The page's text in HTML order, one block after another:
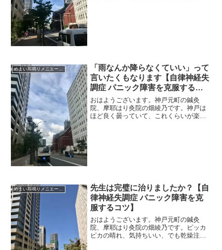
めまい耳鳴りメニエール突発性難聴
「雨なんか降らなくていい」って
言いたくもなります【自律神経失
調症 パニック障害を克服するコ
ツ】
おはようございます。神戸元町の鍼灸
院、摩耶はり灸院の畑綾乃です。神戸は
ほど良く曇っていて、これくらいが楽だ
めまい耳鳴りメニエール突発性難聴
先生は完璧に治りましたか？【自
律神経失調症 パニック障害を克
服するコツ】
おはようございます。神戸元町の鍼灸
院、摩耶はり灸院の畑綾乃です。ピッカ
ピカの晴れ、気持ちいい、でも乾燥注